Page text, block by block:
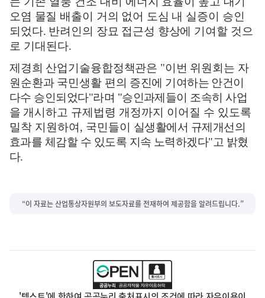
오염 물질 배출이 거의 없어 도심 내 실증이 승인
되었다. 반려인의 장묘 접근성 향상에 기여할 것으
로 기대된다.
제경희 산업기술융합정책관은 "이번 위원회는 자
원순환과 국민생활 편의 증진에 기여하는 안건이
다수 승인되었다"라며 "승인과제들이 조속히 사업
을 개시하고 규제법령 개정까지 이어질 수 있도록
밀착 지원하여 , 국민들이 실생활에서 규제개선의
효과를 체감할 수 있도록 지속 노력하겠다"고 밝혔
다.
“이 자료는 산업통상자원부의 보도자료를 전재하여 제공함을 알려드립니다.”